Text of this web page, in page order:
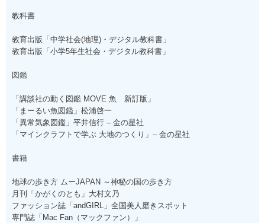
教科書
教育出版「中学社会(地理)・デジタル教科書」
教育出版「小学5年生社会・デジタル教科書」
図鑑
「講談社の動く図鑑 MOVE 魚 新訂版」
「まーるい魚図鑑」松浦啓一
「異常気象図鑑」平井信行 – 金の星社
「マインクラフトで学ぶ 大地のつくり」– 金の星社
書籍
地球の歩き方 ムーJAPAN ～神秘の国の歩き方
月刊「かがくのとも」大村文乃
ファッション誌「andGIRL」全国美人磨きスポット
専門誌「Mac Fan（マックファン）」